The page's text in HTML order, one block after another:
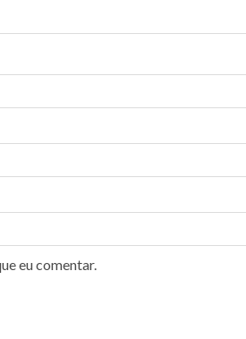
eu comentar.